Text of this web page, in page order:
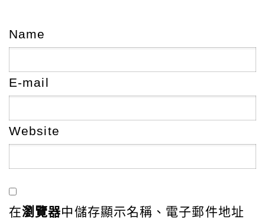
Name
E-mail
Website
在瀏覽器中儲存顯示名稱、電子郵件地址